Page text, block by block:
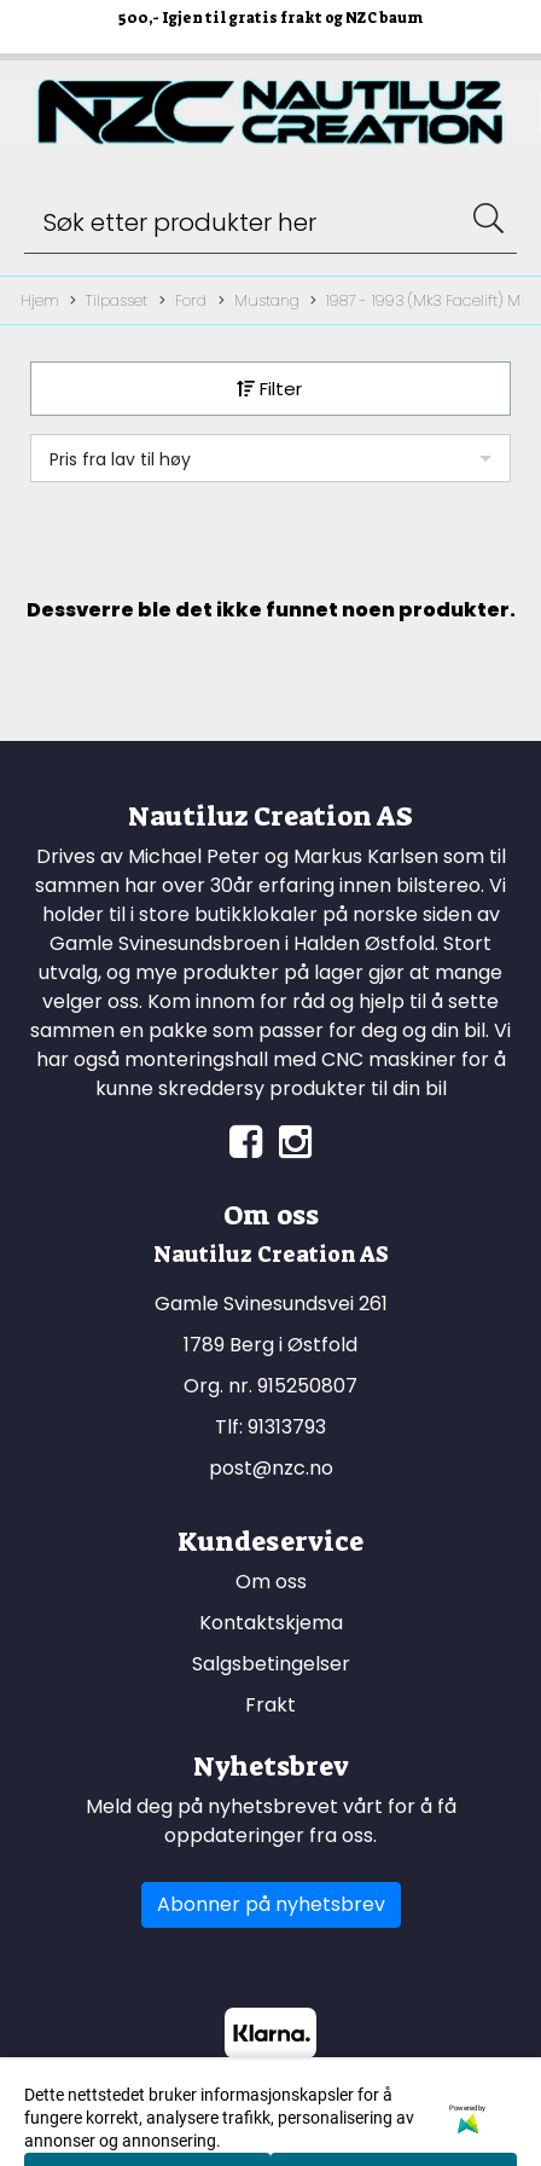
500,- Igjen til gratis frakt og NZC baum
Hjem Tilpasset Ford Mustang 1987 - 1993 (Mk3 Facelift) M
Filter
Pris fra lav til høy
Dessverre ble det ikke funnet noen produkter.
Nautiluz Creation AS
Drives av Michael Peter og Markus Karlsen som til
sammen har over 30år erfaring innen bilstereo. Vi
holder til i store butikklokaler på norske siden av
Gamle Svinesundsbroen i Halden Østfold. Stort
utvalg, og mye produkter på lager gjør at mange
velger oss. Kom innom for råd og hjelp til å sette
sammen en pakke som passer for deg og din bil. Vi
har også monteringshall med CNC maskiner for å
kunne skreddersy produkter til din bil
Om oss
Nautiluz Creation AS
Gamle Svinesundsvei 261
1789 Berg i Østfold
Org. nr. 915250807
Tlf: 91313793
post@nzc.no
Kundeservice
Om oss
Kontaktskjema
Salgsbetingelser
Frakt
Nyhetsbrev
Meld deg på nyhetsbrevet vårt for å få
oppdateringer fra oss.
Abonner på nyhetsbrev
Dette nettstedet bruker informasjonskapsler for å
fungere korrekt, analysere trafikk, personalisering av
annonser og annonsering.
Powered by